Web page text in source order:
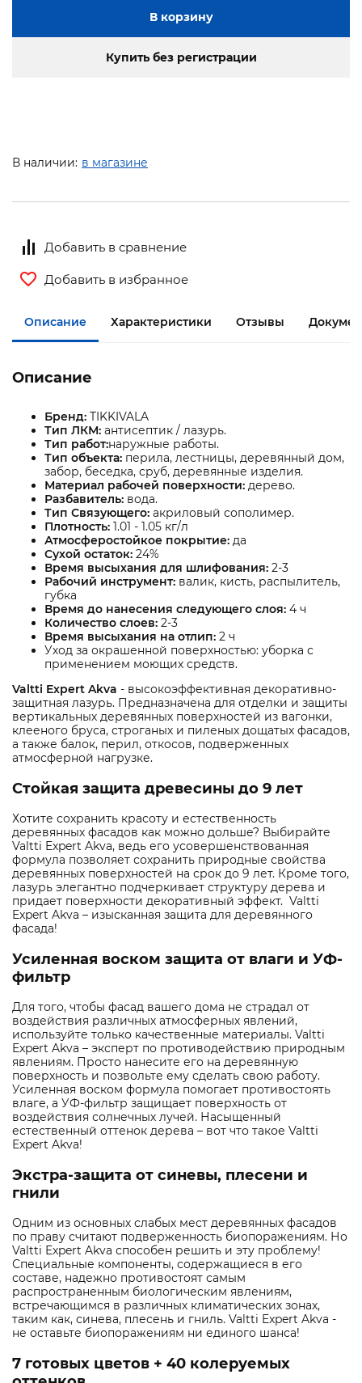
В корзину
Купить без регистрации
В наличии: в магазине
Добавить в сравнение
Добавить в избранное
Описание Характеристики Отзывы
Описание
Бренд: TIKKIVALA
Тип ЛКМ: антисептик / лазурь.
Тип работ:наружные работы.
Тип объекта: перила, лестницы, деревянный дом,
забор, беседка, сруб, деревянные изделия.
Материал рабочей поверхности: дерево.
Разбавитель: вода.
Тип Связующего: акриловый сополимер.
Плотность: 1.01 - 1.05 кг/л
Атмосферостойкое покрытие: да
Сухой остаток: 24%
Время высыхания для шлифования: 2-3
Рабочий инструмент: валик, кисть, распылитель,
губка
Время до нанесения следующего слоя: 4 ч
Количество слоев: 2-3
Время высыхания на отлип: 2 ч
Уход за окрашенной поверхностью: уборка с
применением моющих средств.
Valtti Expert Akva - высокоэффективная декоративно-
защитная лазурь. Предназначена для отделки и защиты
вертикальных деревянных поверхностей из вагонки,
клееного бруса, строганых и пиленых дощатых фасадов,
а также балок, перил, откосов, подверженных
атмосферной нагрузке.
Стойкая защита древесины до 9 лет
Хотите сохранить красоту и естественность
деревянных фасадов как можно дольше? Выбирайте
Valtti Expert Akva, ведь его усовершенствованная
формула позволяет сохранить природные свойства
деревянных поверхностей на срок до 9 лет. Кроме того,
лазурь элегантно подчеркивает структуру дерева и
придает поверхности декоративный эффект. Valtti
Expert Akva – изысканная защита для деревянного
фасада!
Усиленная воском защита от влаги и УФ-
фильтр
Для того, чтобы фасад вашего дома не страдал от
воздействия различных атмосферных явлений,
используйте только качественные материалы. Valtti
Expert Akva – эксперт по противодействию природным
явлениям. Просто нанесите его на деревянную
поверхность и позвольте ему сделать свою работу.
Усиленная воском формула помогает противостоять
влаге, а УФ-фильтр защищает поверхность от
воздействия солнечных лучей. Насыщенный
естественный оттенок дерева – вот что такое Valtti
Expert Akva!
Экстра-защита от синевы, плесени и
гнили
Одним из основных слабых мест деревянных фасадов
по праву считают подверженность биопоражениям. Но
Valtti Expert Akva способен решить и эту проблему!
Специальные компоненты, содержащиеся в его
составе, надежно противостоят самым
распространенным биологическим явлениям,
встречающимся в различных климатических зонах,
таким как, синева, плесень и гниль. Valtti Expert Akva -
не оставьте биопоражениям ни единого шанса!
7 готовых цветов + 40 колеруемых